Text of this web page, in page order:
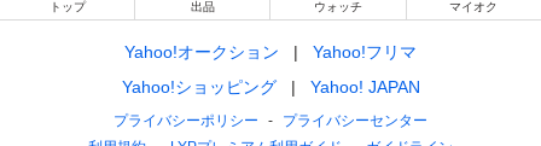
トップ 出品 ウォッチ マイオク
Yahoo!オークション
Yahoo!フリマ
Yahoo!ショッピング
Yahoo! JAPAN
プライバシーポリシー
プライバシーセンター